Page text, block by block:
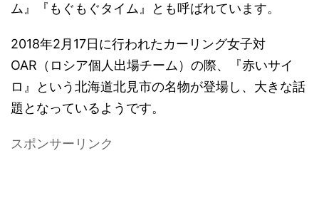
ム』『もぐもぐタイム』とも呼ばれています。
2018年2月17日に行われたカーリング女子対
OAR（ロシア個人出場チーム）の際、『赤いサイ
ロ』という北海道北見市の名物が登場し、大きな話
題となっているようです。
スポンサーリンク